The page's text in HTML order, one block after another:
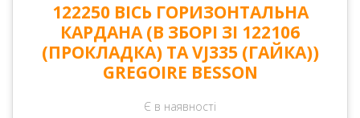
122250 ВІСЬ ГОРИЗОНТАЛЬНА
КАРДАНА (В ЗБОРІ ЗІ 122106
(ПРОКЛАДКА) ТА VJ335 (ГАЙКА))
GREGOIRE BESSON
Є в наявності